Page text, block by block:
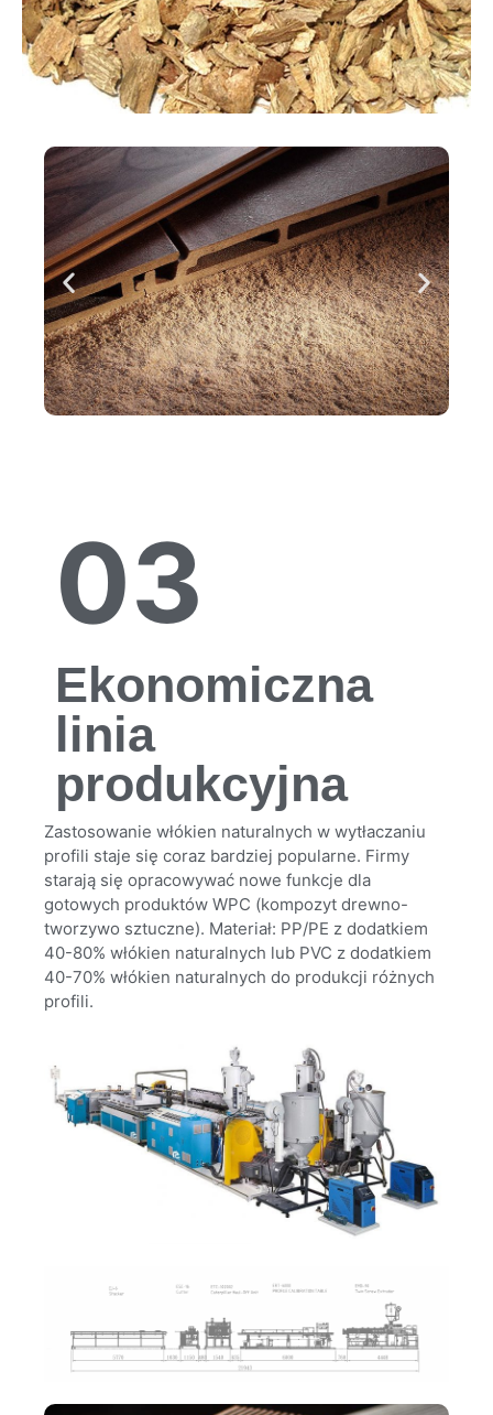
03
Ekonomiczna
linia
produkcyjna
Zastosowanie włókien naturalnych w wytłaczaniu
profili staje się coraz bardziej popularne. Firmy
starają się opracowywać nowe funkcje dla
gotowych produktów WPC (kompozyt drewno-
tworzywo sztuczne). Materiał: PP/PE z dodatkiem
40-80% włókien naturalnych lub PVC z dodatkiem
40-70% włókien naturalnych do produkcji różnych
profili.